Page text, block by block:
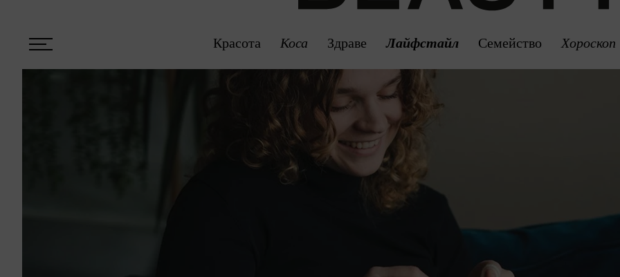
Красота Коса Здраве Лайфстайл Семейство Хороскоп